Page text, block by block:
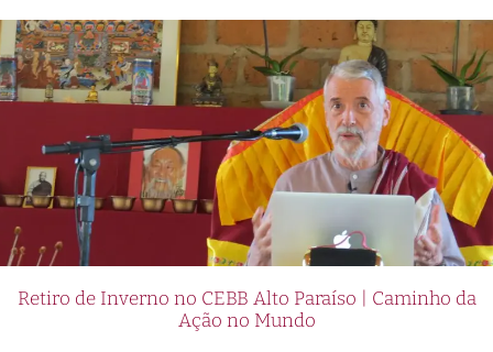
Retiro de Inverno no CEBB Alto Paraíso | Caminho da
Ação no Mundo